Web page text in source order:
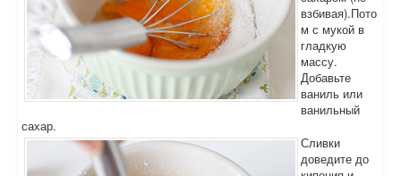
взбивая).Пото
м с мукой в
гладкую
массу.
Добавьте
ваниль или
ванильный
сахар.
Сливки
доведите до